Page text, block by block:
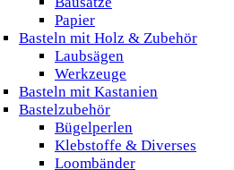
Papier
Basteln mit Holz & Zubehör
Laubsägen
Werkzeuge
Basteln mit Kastanien
Bastelzubehör
Bügelperlen
Klebstoffe & Diverses
Loombänder